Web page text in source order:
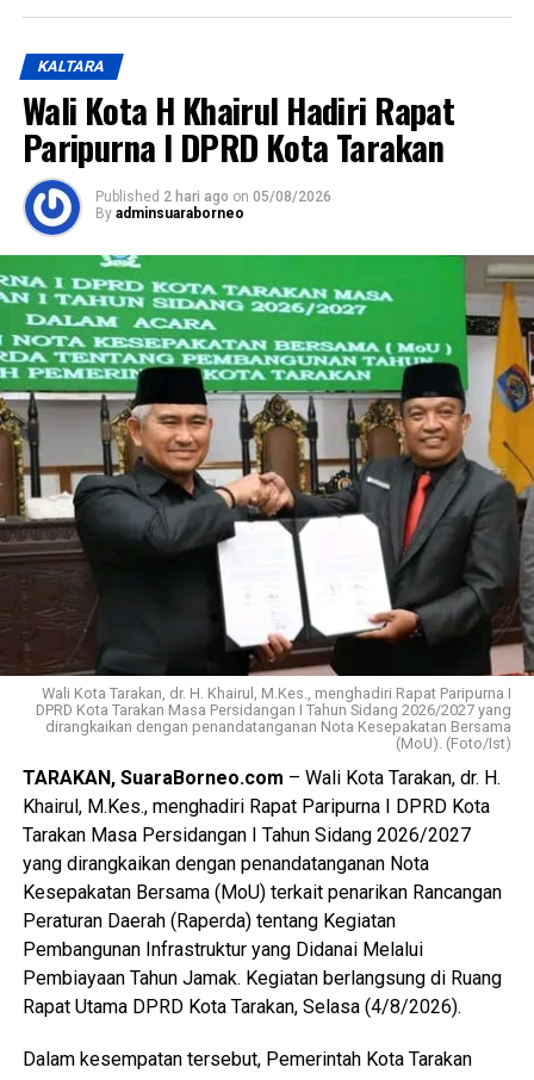
KALTARA
Wali Kota H Khairul Hadiri Rapat
Paripurna I DPRD Kota Tarakan
Published 2 hari ago on 05/08/2026
By adminsuaraborneo
Wali Kota Tarakan, dr. H. Khairul, M.Kes., menghadiri Rapat Paripurna I
DPRD Kota Tarakan Masa Persidangan I Tahun Sidang 2026/2027 yang
dirangkaikan dengan penandatanganan Nota Kesepakatan Bersama
(MoU). (Foto/Ist)
TARAKAN, SuaraBorneo.com – Wali Kota Tarakan, dr. H.
Khairul, M.Kes., menghadiri Rapat Paripurna I DPRD Kota
Tarakan Masa Persidangan I Tahun Sidang 2026/2027
yang dirangkaikan dengan penandatanganan Nota
Kesepakatan Bersama (MoU) terkait penarikan Rancangan
Peraturan Daerah (Raperda) tentang Kegiatan
Pembangunan Infrastruktur yang Didanai Melalui
Pembiayaan Tahun Jamak. Kegiatan berlangsung di Ruang
Rapat Utama DPRD Kota Tarakan, Selasa (4/8/2026).
Dalam kesempatan tersebut, Pemerintah Kota Tarakan